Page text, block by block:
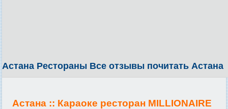
Астана Рестораны Все отзывы почитать Астана
Астана :: Караоке ресторан MILLIONAIRE